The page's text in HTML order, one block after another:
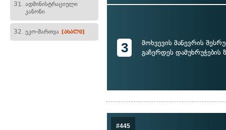
31. ადმინისტრაციული
კანონი
32. ეკო-მართვა [ახალი]
3
მოხვევის მანევრის
გაჩერდეს დამუხრუჭების
#445